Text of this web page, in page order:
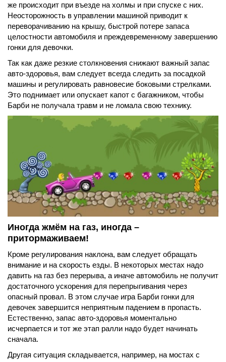
же происходит при въезде на холмы и при спуске с них.
Неосторожность в управлении машиной приводит к
переворачиванию на крышу, быстрой потере запаса
целостности автомобиля и преждевременному завершению
гонки для девочки.
Так как даже резкие столкновения снижают важный запас
авто-здоровья, вам следует всегда следить за посадкой
машины и регулировать равновесие боковыми стрелками.
Это поднимает или опускает капот с багажником, чтобы
Барби не получала травм и не ломала свою технику.
Иногда жмём на газ, иногда –
притормаживаем!
Кроме регулирования наклона, вам следует обращать
внимание и на скорость езды. В некоторых местах надо
давить на газ без перерыва, а иначе автомобиль не получит
достаточного ускорения для перепрыгивания через
опасный провал. В этом случае игра Барби гонки для
девочек завершится неприятным падением в пропасть.
Естественно, запас авто-здоровья моментально
исчерпается и тот же этап ралли надо будет начинать
сначала.
Другая ситуация складывается, например, на мостах с